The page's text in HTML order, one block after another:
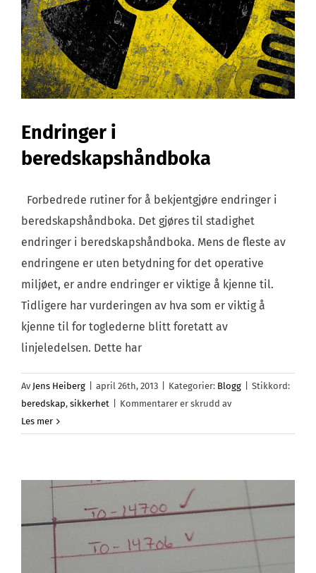
Endringer i
beredskapshåndboka
Forbedrede rutiner for å bekjentgjøre endringer i
beredskapshåndboka. Det gjøres til stadighet
endringer i beredskapshåndboka. Mens de fleste av
endringene er uten betydning for det operative
miljøet, er andre endringer er viktige å kjenne til.
Tidligere har vurderingen av hva som er viktig å
kjenne til for toglederne blitt foretatt av
linjeledelsen. Dette har
Av Jens Heiberg april 26th, 2013 Kategorier: Blogg
Stikkord:
beredskap, sikkerhet Kommentarer er skrudd avfor
Les mer